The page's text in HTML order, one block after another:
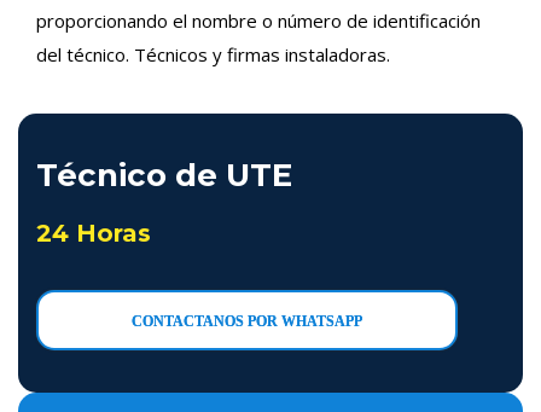
proporcionando el nombre o número de identificación
del técnico. Técnicos y firmas instaladoras.
Técnico de UTE
24 Horas
CONTACTANOS POR WHATSAPP